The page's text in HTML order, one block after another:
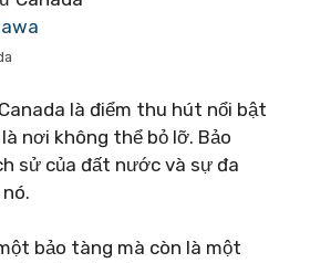
là điểm thu hút nổi bật
nơi không thể bỏ lỡ. Bảo
sử của đất nước và sự đa
bảo tàng mà còn là một